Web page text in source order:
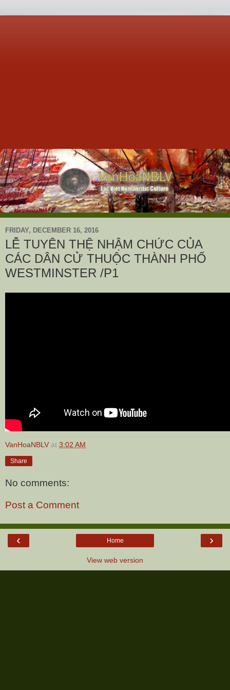
FRIDAY, DECEMBER 16, 2016
LỄ TUYÊN THỆ NHẬM CHỨC CỦA
CÁC DÂN CỬ THUỘC THÀNH PHỐ
WESTMINSTER /P1
VanHoaNBLV at 3:02 AM
Share
No comments:
Post a Comment
‹ ›
Home
View web version